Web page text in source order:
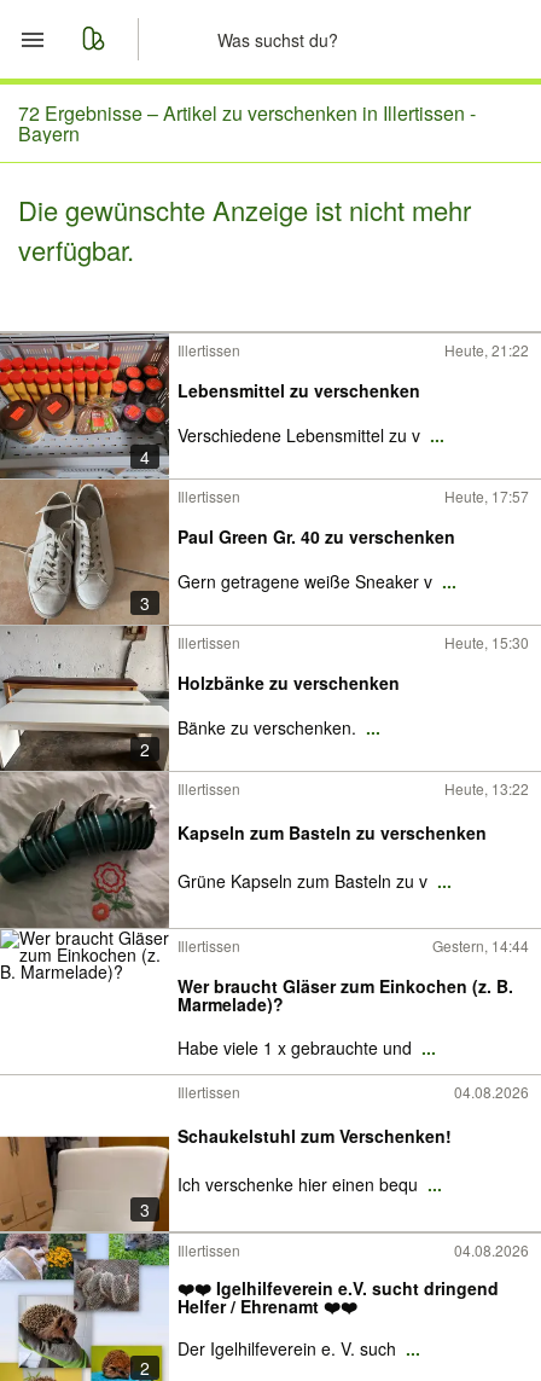
Start
Merkliste
Nachrichten
72 Ergebnisse –Artikel zu verschenken in Illertissen -
Bayern
Die gewünschte Anzeige ist nicht mehr
verfügbar.
4
Illertissen Heute, 21:22
Lebensmittel zu verschenken
Verschiedene Lebensmittel zu v ...
3
Illertissen Heute, 17:57
Paul Green Gr. 40 zu verschenken
Gern getragene weiße Sneaker v ...
2
Illertissen Heute, 15:30
Holzbänke zu verschenken
Bänke zu verschenken. ...
Illertissen Heute, 13:22
Kapseln zum Basteln zu verschenken
Grüne Kapseln zum Basteln zu v ...
Illertissen Gestern, 14:44
Wer braucht Gläser zum Einkochen (z. B.
Marmelade)?
Habe viele 1 x gebrauchte und ...
3
Illertissen 04.08.2026
Schaukelstuhl zum Verschenken!
Ich verschenke hier einen bequ ...
2
Illertissen 04.08.2026
❤️❤️ Igelhilfeverein e.V. sucht dringend
Helfer / Ehrenamt ❤️❤️
Der Igelhilfeverein e. V. such ...